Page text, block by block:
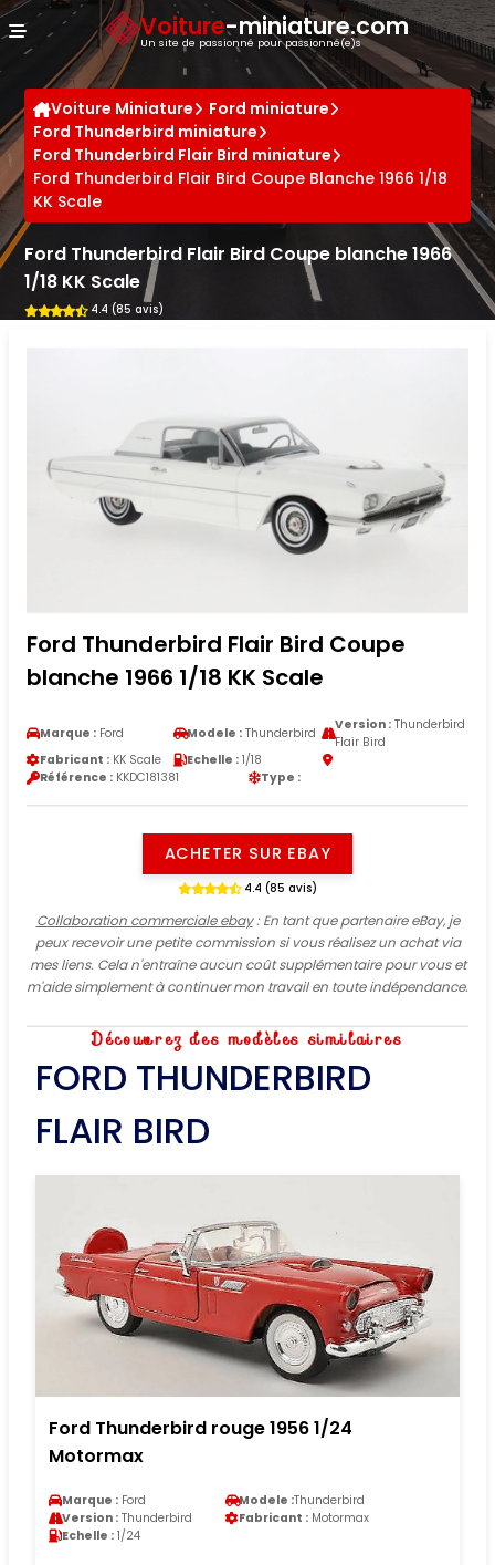
Voiture-miniature.com
Un site de passionné pour passionné(e)s
Voiture Miniature
Ford miniature
Ford Thunderbird miniature
Ford Thunderbird Flair Bird miniature
Ford Thunderbird Flair Bird Coupe Blanche 1966 1/18
KK Scale
Ford Thunderbird Flair Bird Coupe blanche 1966
1/18 KK Scale
4.4 (85 avis)
Ford Thunderbird Flair Bird Coupe
blanche 1966 1/18 KK Scale
Marque : Ford Modele : Thunderbird
Version :Thunderbird
Flair Bird
Fabricant : KK Scale Echelle : 1/18
Référence : KKDC181381 Type :
ACHETER SUR EBAY
4.4 (85 avis)
Collaboration commerciale ebay: En tant que partenaire eBay, je
peux recevoir une petite commission si vous réalisez un achat via
mes liens. Cela n'entraîne aucun coût supplémentaire pour vous et
m'aide simplement à continuer mon travail en toute indépendance.
Découvrez des modèles similaires
FORD THUNDERBIRD
FLAIR BIRD
Ford Thunderbird rouge 1956 1/24
Motormax
Marque : Ford Modele :Thunderbird
Version : Thunderbird Fabricant : Motormax
Echelle : 1/24
Panneau de gestion des cookies